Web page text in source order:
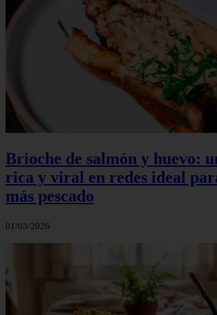
Brioche de salmón y huevo:
rica y viral en redes ideal
más pescado
01/03/2026